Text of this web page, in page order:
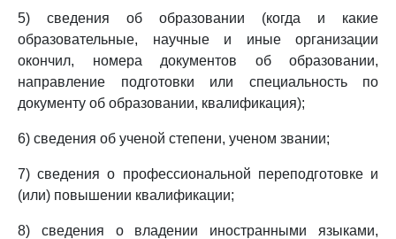
5) сведения об образовании (когда и какие
образовательные, научные и иные организации
окончил, номера документов об образовании,
направление подготовки или специальность по
документу об образовании, квалификация);
6) сведения об ученой степени, ученом звании;
7) сведения о профессиональной переподготовке и
(или) повышении квалификации;
8) сведения о владении иностранными языками,